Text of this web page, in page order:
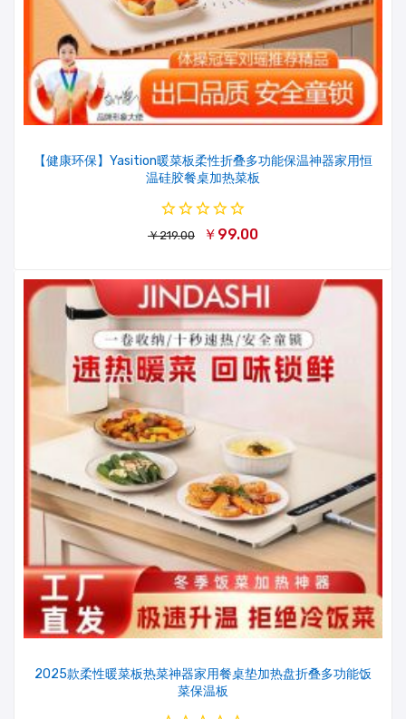
【健康环保】Yasition暖菜板柔性折叠多功能保温神器家用恒
温硅胶餐桌加热菜板
￥219.00 ￥99.00
2025款柔性暖菜板热菜神器家用餐桌垫加热盘折叠多功能饭
菜保温板